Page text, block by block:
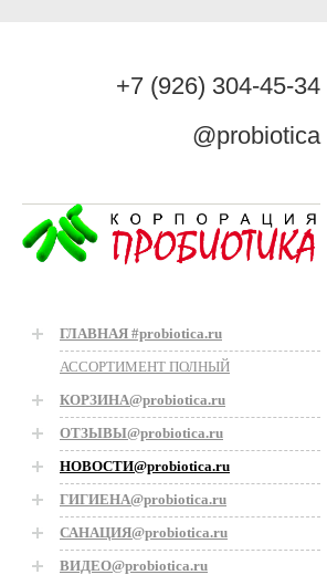
+7 (926) 304-45-34
@probiotica
ГЛАВНАЯ #probiotica.ru
АССОРТИМЕНТ ПОЛНЫЙ
КОРЗИНА@probiotica.ru
ОТЗЫВЫ@probiotica.ru
НОВОСТИ@probiotica.ru
ГИГИЕНА@probiotica.ru
САНАЦИЯ@probiotica.ru
ВИДЕО@probiotica.ru